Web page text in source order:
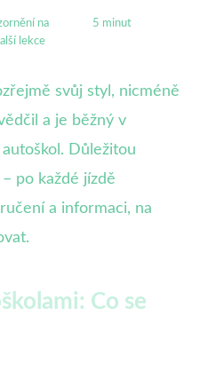
na
lekce
5 minut
svůj styl, nicméně
a je běžný v
Důležitou
po každé jízdě
a informaci, na
Co se